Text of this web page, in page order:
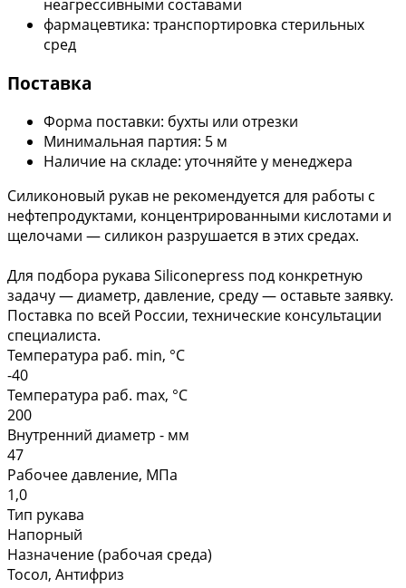
неагрессивными составами
фармацевтика: транспортировка стерильных
сред
Поставка
Форма поставки: бухты или отрезки
Минимальная партия: 5 м
Наличие на складе: уточняйте у менеджера
Силиконовый рукав не рекомендуется для работы с
нефтепродуктами, концентрированными кислотами и
щелочами — силикон разрушается в этих средах.
Для подбора рукава Siliconepress под конкретную
задачу — диаметр, давление, среду — оставьте заявку.
Поставка по всей России, технические консультации
специалиста.
Температура раб. min, °C
-40
Температура раб. max, °C
200
Внутренний диаметр - мм
47
Рабочее давление, МПа
1,0
Тип рукава
Напорный
Назначение (рабочая среда)
Тосол, Антифриз